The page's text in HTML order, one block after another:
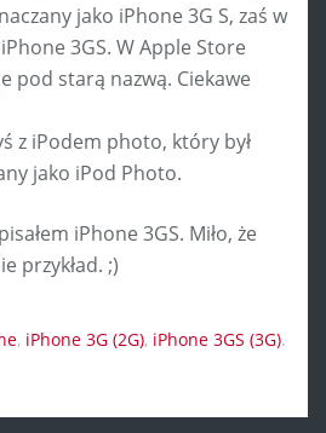
jako iPhone 3G S, zaś w
3GS. W Apple Store
pod starą nazwą. Ciekawe
z iPodem photo, który był
jako iPod Photo.
iPhone 3GS. Miło, że
przykład. ;)
, iPhone 3G (2G), iPhone 3GS (3G).